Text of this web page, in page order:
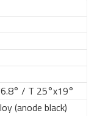
/ T 25°x19°
(anode black)